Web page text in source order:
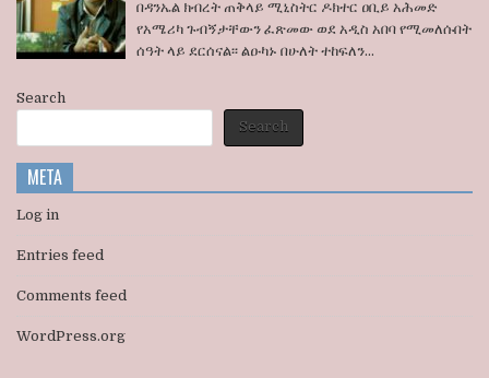
ቤቶች
ኢፍትሃዊ
አደረገ
አዲስ
አበባ
በዳንኤል ክብረት ጠቅላይ ሚኒስትር ዶክተር ዐቢይ አሕመድ
የአሜሪካ ጉብኝታቸውን ፈጽመው ወደ አዲስ አበባ የሚመለሱበት
ሰዓት ላይ ደርሰናል፡፡ ልዑካኑ በሁለት ተከፍለን...
Search
Search
META
Log in
Entries feed
Comments feed
WordPress.org